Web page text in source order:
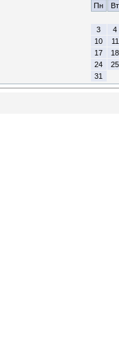
Пн
Вт
3
4
10
11
17
18
24
25
31